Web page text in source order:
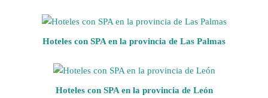
Hoteles con SPA en la provincia de Las Palmas
Hoteles con SPA en la provincia de León